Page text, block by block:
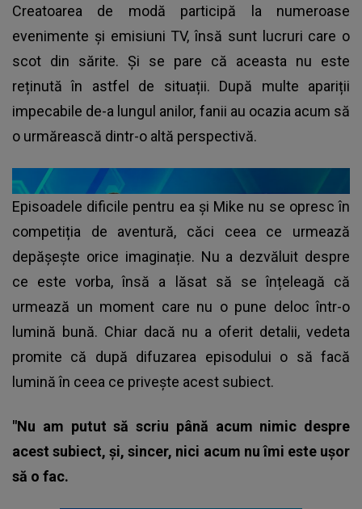
Creatoarea de modă participă la numeroase
evenimente și emisiuni TV, însă sunt lucruri care o
scot din sărite. Și se pare că aceasta nu este
reținută în astfel de situații. După multe apariții
impecabile de-a lungul anilor, fanii au ocazia acum să
o urmărească dintr-o altă perspectivă.
Episoadele dificile pentru ea și Mike nu se opresc în
competiția de aventură, căci ceea ce urmează
depășește orice imaginație. Nu a dezvăluit despre
ce este vorba, însă a lăsat să se înțeleagă că
urmează un moment care nu o pune deloc într-o
lumină bună. Chiar dacă nu a oferit detalii, vedeta
promite că după difuzarea episodului o să facă
lumină în ceea ce privește acest subiect.
"Nu am putut să scriu până acum nimic despre
acest subiect, și, sincer, nici acum nu îmi este ușor
să o fac.